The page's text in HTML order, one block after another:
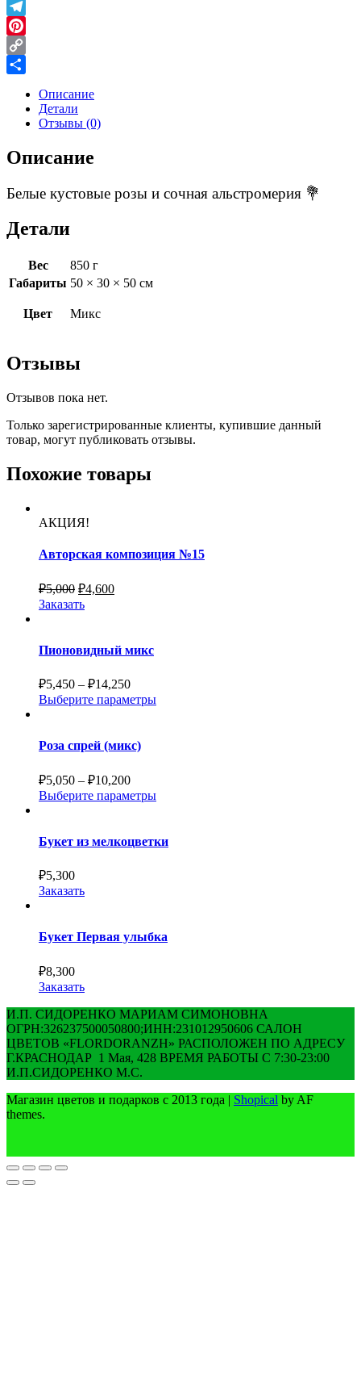
Skype
Telegram
Pinterest
Copy
Описание
Детали
Отзывы (0)
Описание
Белые кустовые розы и сочная альстромерия 💐
Детали
Вес
850 г
Габариты 50 × 30 × 50 см
Цвет Микс
Отзывы
Отзывов пока нет.
Только зарегистрированные клиенты, купившие данный
товар, могут публиковать отзывы.
Похожие товары
АКЦИЯ!
Авторская композиция №15
₽5,000 ₽4,600
Заказать
Пионовидный микс
₽5,450 – ₽14,250
Выберите параметры
Роза спрей (микс)
₽5,050 – ₽10,200
Выберите параметры
Букет из мелкоцветки
₽5,300
Заказать
Букет Первая улыбка
₽8,300
Заказать
И.П. СИДОРЕНКО МАРИАМ СИМОНОВНА
ОГРН:326237500050800;ИНН:231012950606 САЛОН
ЦВЕТОВ «FLORDORANZH» РАСПОЛОЖЕН ПО АДРЕСУ
Г.КРАСНОДАР 1 Мая, 428 ВРЕМЯ РАБОТЫ С 7:30-23:00
И.П.СИДОРЕНКО М.С.
Магазин цветов и подарков с 2013 года | Shopical by AF
themes.